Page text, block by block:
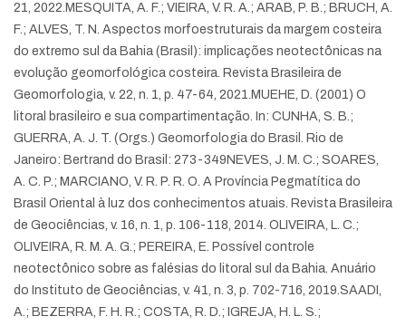
21, 2022. MESQUITA, A. F.; VIEIRA, V. R. A.; ARAB, P. B.; BRUCH, A.
F.; ALVES, T. N. Aspectos morfoestruturais da margem costeira
do extremo sul da Bahia (Brasil): implicações neotectônicas na
evolução geomorfológica costeira. Revista Brasileira de
Geomorfologia, v. 22, n. 1, p. 47-64, 2021. MUEHE, D. (2001) O
litoral brasileiro e sua compartimentação. In: CUNHA, S. B.;
GUERRA, A. J. T. (Orgs.) Geomorfologia do Brasil. Rio de
Janeiro: Bertrand do Brasil: 273-349 NEVES, J. M. C.; SOARES,
A. C. P.; MARCIANO, V. R. P. R. O. A Província Pegmatítica do
Brasil Oriental à luz dos conhecimentos atuais. Revista Brasileira
de Geociências, v. 16, n. 1, p. 106-118, 2014. OLIVEIRA, L. C.;
OLIVEIRA, R. M. A. G.; PEREIRA, E. Possível controle
neotectônico sobre as falésias do litoral sul da Bahia. Anuário
do Instituto de Geociências, v. 41, n. 3, p. 702-716, 2019.SAADI,
A.; BEZERRA, F. H. R.; COSTA, R. D.; IGREJA, H. L. S.;